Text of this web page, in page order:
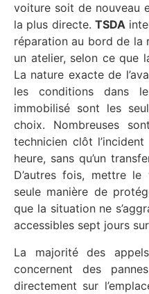
voiture soit de nouveau
la plus directe. TSDA
réparation au bord de la
un atelier, selon ce que
La nature exacte de
les conditions dans
immobilisé sont les
choix. Nombreuses
technicien clôt l’incident
heure, sans qu’un
D’autres fois, mettre
seule manière de
que la situation ne
accessibles sept jours
La majorité des
concernent des
directement sur